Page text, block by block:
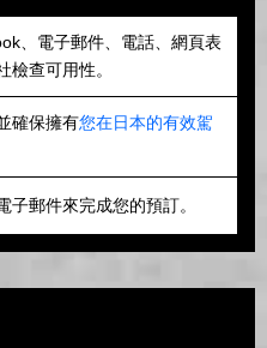
、電子郵件、電話、網頁表
檢查可用性。
確保擁有您在日本的有效駕
子郵件來完成您的預訂。